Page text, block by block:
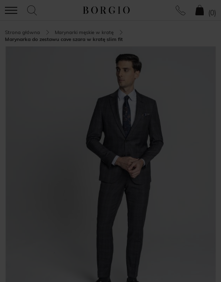
(0)
Strona główna
Marynarki męskie w kratę
Marynarka do zestawu cave szara w kratę slim fit